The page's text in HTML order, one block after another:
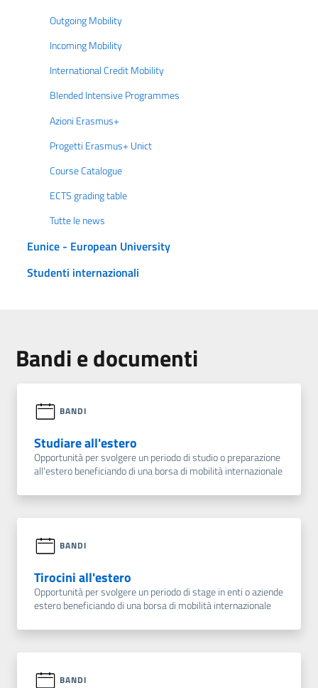
Outgoing Mobility
Incoming Mobility
International Credit Mobility
Blended Intensive Programmes
Azioni Erasmus+
Progetti Erasmus+ Unict
Course Catalogue
ECTS grading table
Tutte le news
Eunice - European University
Studenti internazionali
Bandi e documenti
BANDI
Studiare all'estero
Opportunità per svolgere un periodo di studio o preparazione
all'estero beneficiando di una borsa di mobilità internazionale
BANDI
Tirocini all'estero
Opportunità per svolgere un periodo di stage in enti o aziende
estero beneficiando di una borsa di mobilità internazionale
BANDI